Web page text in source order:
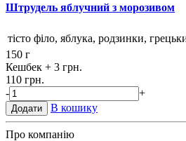
Штрудель яблучний з морозивом
тісто філо, яблука, родзинки,
150 г
Кешбек + 3 грн.
110 грн.
-
+
Додати В кошику
Про компанію